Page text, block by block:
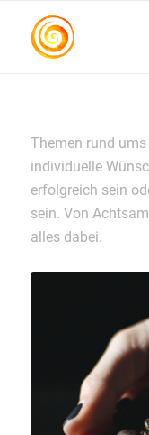
Themen rund ums
individuelle
erfolgreich sein
sein. Von
alles dabei.